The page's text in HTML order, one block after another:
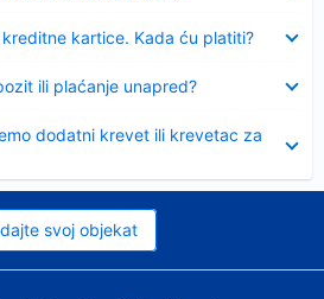
kartice. Kada ću platiti?
ili plaćanje unapred?
dodatni krevet ili krevetac za
svoj objekat